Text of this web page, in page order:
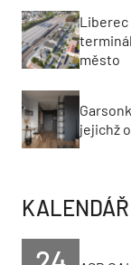
Liberec
město
jejichž